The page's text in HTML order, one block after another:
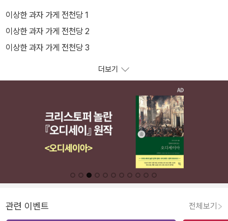
이상한 과자 가게 전천당 1
이상한 과자 가게 전천당 2
이상한 과자 가게 전천당 3
더보기
관련 이벤트 전체보기